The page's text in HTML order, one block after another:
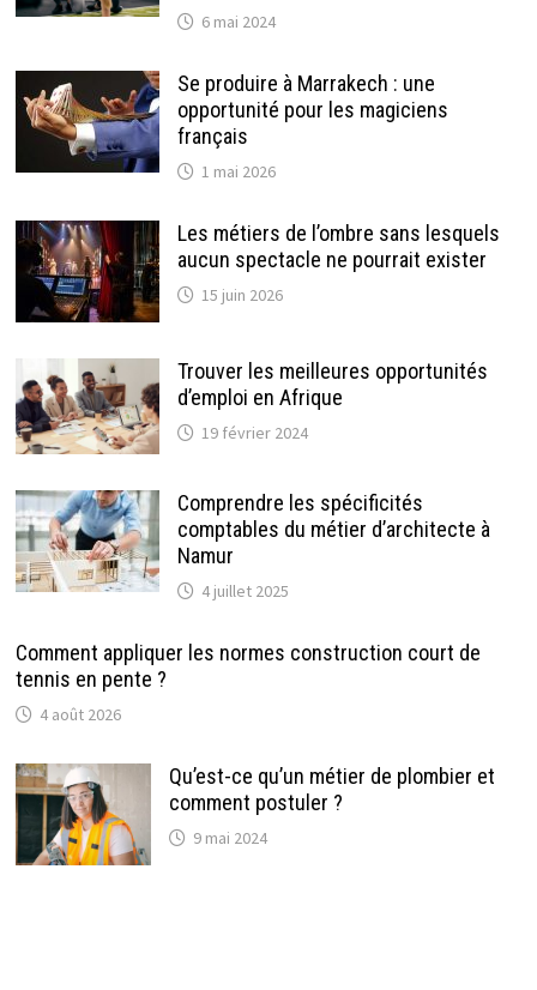
6 mai 2024
Se produire à Marrakech : une
opportunité pour les magiciens
français
1 mai 2026
Les métiers de l’ombre sans lesquels
aucun spectacle ne pourrait exister
15 juin 2026
Trouver les meilleures opportunités
d’emploi en Afrique
19 février 2024
Comprendre les spécificités
comptables du métier d’architecte à
Namur
4 juillet 2025
Comment appliquer les normes construction court de
tennis en pente ?
4 août 2026
Qu’est-ce qu’un métier de plombier et
comment postuler ?
9 mai 2024